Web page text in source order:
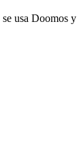
usa Doomos